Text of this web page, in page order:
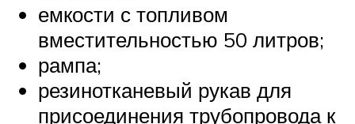
емкости с топливом
вместительностью 50 литров;
рампа;
резинотканевый рукав для
присоединения трубопровода к